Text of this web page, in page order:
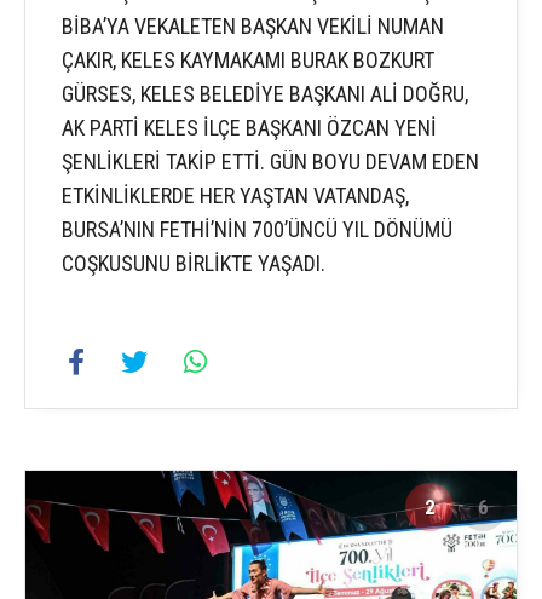
BİBA’YA VEKALETEN BAŞKAN VEKİLİ NUMAN
ÇAKIR, KELES KAYMAKAMI BURAK BOZKURT
GÜRSES, KELES BELEDİYE BAŞKANI ALİ DOĞRU,
AK PARTİ KELES İLÇE BAŞKANI ÖZCAN YENİ
ŞENLİKLERİ TAKİP ETTİ. GÜN BOYU DEVAM EDEN
ETKİNLİKLERDE HER YAŞTAN VATANDAŞ,
BURSA’NIN FETHİ’NİN 700’ÜNCÜ YIL DÖNÜMÜ
COŞKUSUNU BİRLİKTE YAŞADI.
2 6